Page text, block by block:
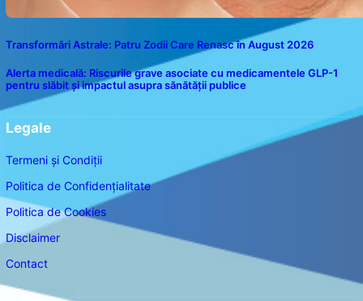
Transformări Astrale: Patru Zodii Care Renasc în August 2026
Alerta medicală: Riscurile grave asociate cu medicamentele GLP-1
pentru slăbit și impactul asupra sănătății publice
Legale
Termeni și Condiții
Politica de Confidențialitate
Politica de Cookies
Disclaimer
Contact